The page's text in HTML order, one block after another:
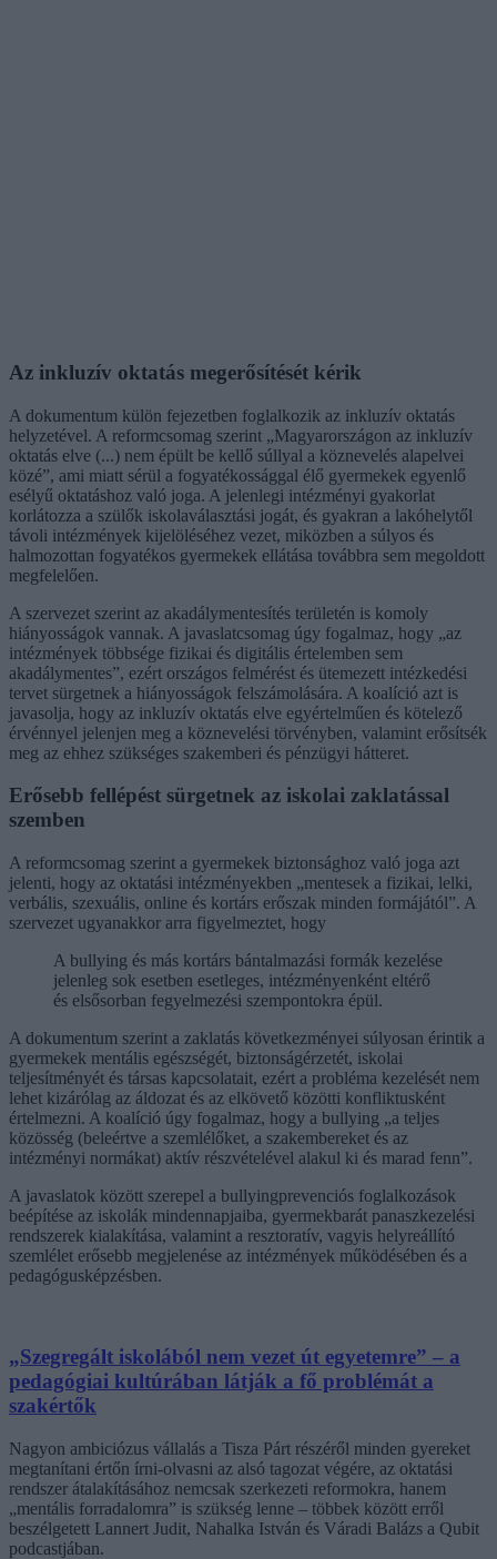
Az inkluzív oktatás megerősítését kérik
A dokumentum külön fejezetben foglalkozik az inkluzív oktatás
helyzetével. A reformcsomag szerint „Magyarországon az inkluzív
oktatás elve (...) nem épült be kellő súllyal a köznevelés alapelvei
közé”, ami miatt sérül a fogyatékossággal élő gyermekek egyenlő
esélyű oktatáshoz való joga. A jelenlegi intézményi gyakorlat
korlátozza a szülők iskolaválasztási jogát, és gyakran a lakóhelytől
távoli intézmények kijelöléséhez vezet, miközben a súlyos és
halmozottan fogyatékos gyermekek ellátása továbbra sem megoldott
megfelelően.
A szervezet szerint az akadálymentesítés területén is komoly
hiányosságok vannak. A javaslatcsomag úgy fogalmaz, hogy „az
intézmények többsége fizikai és digitális értelemben sem
akadálymentes”, ezért országos felmérést és ütemezett intézkedési
tervet sürgetnek a hiányosságok felszámolására. A koalíció azt is
javasolja, hogy az inkluzív oktatás elve egyértelműen és kötelező
érvénnyel jelenjen meg a köznevelési törvényben, valamint erősítsék
meg az ehhez szükséges szakemberi és pénzügyi hátteret.
Erősebb fellépést sürgetnek az iskolai zaklatással
szemben
A reformcsomag szerint a gyermekek biztonsághoz való joga azt
jelenti, hogy az oktatási intézményekben „mentesek a fizikai, lelki,
verbális, szexuális, online és kortárs erőszak minden formájától”. A
szervezet ugyanakkor arra figyelmeztet, hogy
A bullying és más kortárs bántalmazási formák kezelése
jelenleg sok esetben esetleges, intézményenként eltérő
és elsősorban fegyelmezési szempontokra épül.
A dokumentum szerint a zaklatás következményei súlyosan érintik a
gyermekek mentális egészségét, biztonságérzetét, iskolai
teljesítményét és társas kapcsolatait, ezért a probléma kezelését nem
lehet kizárólag az áldozat és az elkövető közötti konfliktusként
értelmezni. A koalíció úgy fogalmaz, hogy a bullying „a teljes
közösség (beleértve a szemlélőket, a szakembereket és az
intézményi normákat) aktív részvételével alakul ki és marad fenn”.
A javaslatok között szerepel a bullyingprevenciós foglalkozások
beépítése az iskolák mindennapjaiba, gyermekbarát panaszkezelési
rendszerek kialakítása, valamint a resztoratív, vagyis helyreállító
szemlélet erősebb megjelenése az intézmények működésében és a
pedagógusképzésben.
„Szegregált iskolából nem vezet út egyetemre” – a
pedagógiai kultúrában látják a fő problémát a
szakértők
Nagyon ambiciózus vállalás a Tisza Párt részéről minden gyereket
megtanítani értőn írni-olvasni az alsó tagozat végére, az oktatási
rendszer átalakításához nemcsak szerkezeti reformokra, hanem
„mentális forradalomra” is szükség lenne – többek között erről
beszélgetett Lannert Judit, Nahalka István és Váradi Balázs a Qubit
podcastjában.